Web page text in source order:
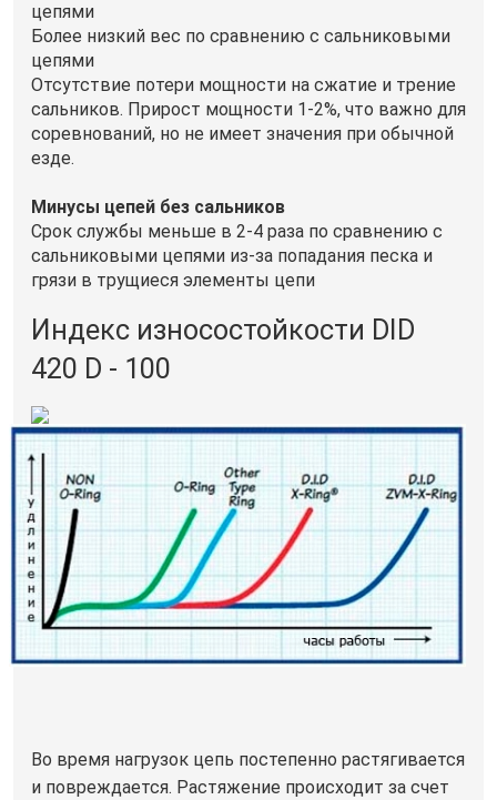
цепями
Более низкий вес по сравнению с сальниковыми
цепями
Отсутствие потери мощности на сжатие и трение
сальников. Прирост мощности 1-2%, что важно для
соревнований, но не имеет значения при обычной
езде.
Минусы цепей без сальников
Срок службы меньше в 2-4 раза по сравнению с
сальниковыми цепями из-за попадания песка и
грязи в трущиеся элементы цепи
Индекс износостойкости DID
420 D - 100
Во время нагрузок цепь постепенно растягивается
и повреждается. Растяжение происходит за счет